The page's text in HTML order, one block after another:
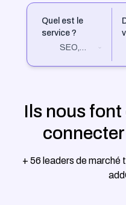
Quel est le
service ?
SEO,
Ils nous
+ 56 leaders de marché